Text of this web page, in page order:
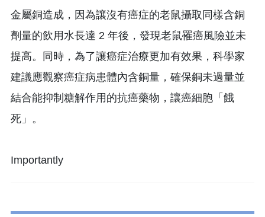
金屬銅造成，因為讓沒有癌症的老鼠攝取同樣含銅
劑量的飲用水長達 2 年後，發現老鼠罹癌風險並未
提高。同時，為了讓癌症治療更加有效果，科學家
建議應觀察癌症病患體內含銅量，確保銅未過量並
結合能抑制糖解作用的抗癌藥物，讓癌細胞「餓
死」。
Importantly